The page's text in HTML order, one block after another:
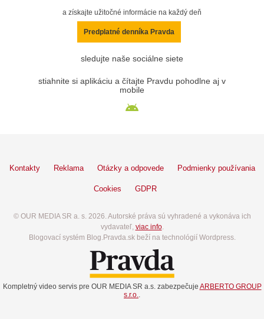
a získajte užitočné informácie na každý deň
Predplatné denníka Pravda
sledujte naše sociálne siete
stiahnite si aplikáciu a čítajte Pravdu pohodlne aj v
mobile
Kontakty Reklama Otázky a odpovede Podmienky používania
Cookies GDPR
© OUR MEDIA SR a. s. 2026. Autorské práva sú vyhradené a vykonáva ich
vydavateľ, viac info.
Blogovací systém Blog.Pravda.sk beží na technológií Wordpress.
Kompletný video servis pre OUR MEDIA SR a.s. zabezpečuje ARBERTO GROUP
s.r.o..